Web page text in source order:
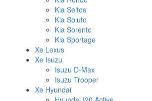
Kia Seltos
Kia Soluto
Kia Sorento
Kia Sportage
Xe Lexus
Xe Isuzu
Isuzu D-Max
Isuzu Trooper
Xe Hyundai